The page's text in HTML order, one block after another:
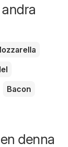
Bacon
denna